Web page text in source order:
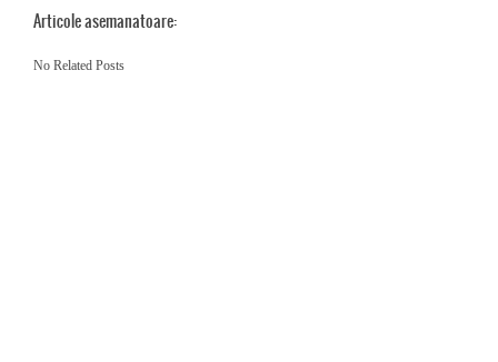
Articole asemanatoare:
No Related Posts